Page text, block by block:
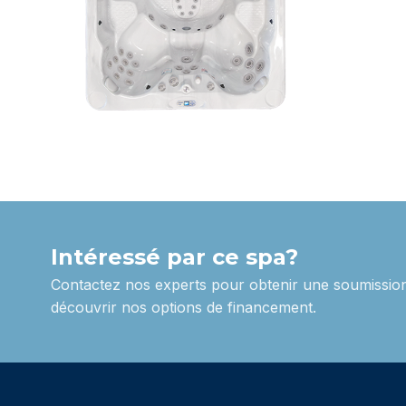
Intéressé par ce spa?
Contactez nos experts pour obtenir une
découvrir nos options de financement.